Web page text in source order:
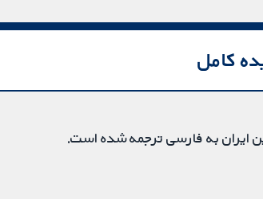
کامل
ایران به فارسی ترجمه شده است.